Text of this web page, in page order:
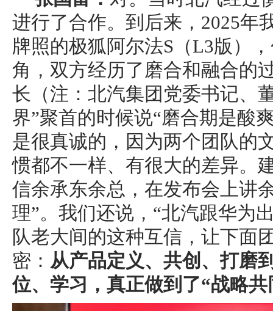
进行了合作。到后来，2025年
牌照的极狐阿尔法S（L3版）
角，双方经历了磨合和融合的
长（注：北汽集团党委书记、
界”聚首的时候说“磨合期是酸
是很真诚的，因为两个团队的
惯都不一样、有很大的差异。
信余承东余总，在发布会上讲
理”。我们还说，“北汽跟华为
队老大间的这种互信，让下面
密： 从产品定义、共创、打磨
位、学习，真正做到了“战略共